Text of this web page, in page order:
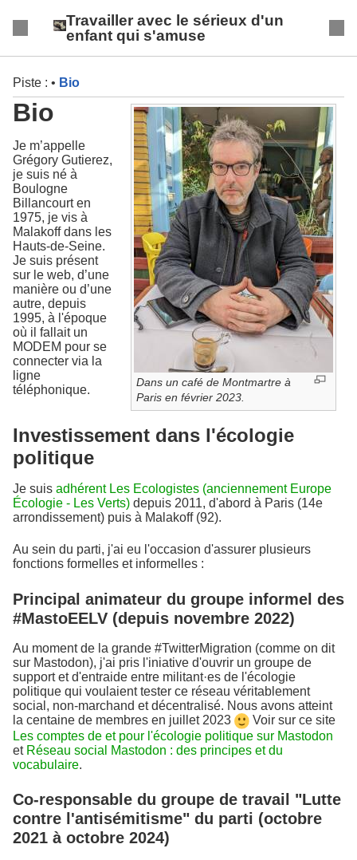
Travailler avec le sérieux d'un
enfant qui s'amuse
Piste : • Bio
Dans un café de Montmartre à
Paris en février 2023.
Bio
Je m’appelle
Grégory Gutierez,
je suis né à
Boulogne
Billancourt en
1975, je vis à
Malakoff dans les
Hauts-de-Seine.
Je suis présent
sur le web, d’une
manière ou d’une
autre, depuis
1995, à l'époque
où il fallait un
MODEM pour se
connecter via la
ligne
téléphonique.
Investissement dans l'écologie
politique
Je suis adhérent Les Ecologistes (anciennement Europe
Écologie - Les Verts) depuis 2011, d'abord à Paris (14e
arrondissement) puis à Malakoff (92).
Au sein du parti, j'ai eu l'occasion d'assurer plusieurs
fonctions formelles et informelles :
Principal animateur du groupe informel des
#MastoEELV (depuis novembre 2022)
Au moment de la grande #TwitterMigration (comme on dit
sur Mastodon), j'ai pris l'iniative d'ouvrir un groupe de
support et d'entraide entre militant·es de l'écologie
politique qui voulaient tester ce réseau véritablement
social, non-marchand et décentralisé. Nous avons atteint
la centaine de membres en juillet 2023
Voir sur ce site
Les comptes de et pour l'écologie politique sur Mastodon
et Réseau social Mastodon : des principes et du
vocabulaire.
Co-responsable du groupe de travail "Lutte
contre l'antisémitisme" du parti (octobre
2021 à octobre 2024)